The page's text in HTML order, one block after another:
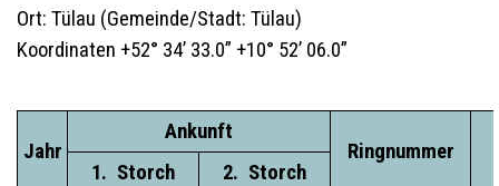
Ort: Tülau (Gemeinde/Stadt: Tülau)
Koordinaten +52° 34’ 33.0” +10° 52’ 06.0”
Jahr
Ankunft
Ringnummer
1. Storch 2. Storch